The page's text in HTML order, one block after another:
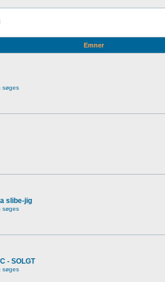
Emner
søges
slibe-jig
søges
- SOLGT
søges